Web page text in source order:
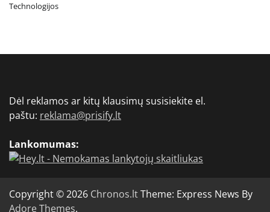
Technologijos
Dėl reklamos ar kitų klausimų susisiekite el.
paštu: reklama@prisify.lt
Lankomumas:
Copyright © 2026 Chronos.ltTheme: Express News By
Adore Themes.